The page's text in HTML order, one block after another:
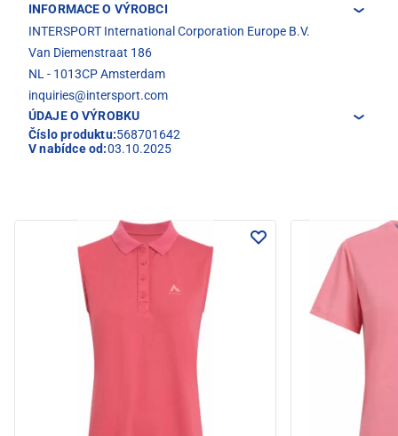
INFORMACE O VÝROBCI
INTERSPORT International Corporation Europe B.V.
Van Diemenstraat 186
NL - 1013CP Amsterdam
inquiries@intersport.com
ÚDAJE O VÝROBKU
Číslo produktu:568701642
V nabídce od:03.10.2025